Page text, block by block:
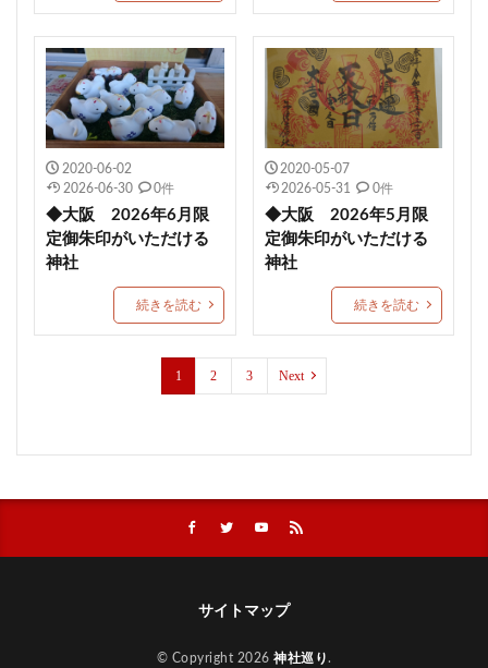
隠津島神社 花巻神社 手稲神社 七夕の御朱印
西成 生根神社 群馬県護国神社 和歌山縣護國神社
水無瀬神宮 速谷神社 茅の輪御朱印 戸澤神社
浄化 再起復活 土佐神社 観音寺市 埼玉
ペット祈願 資格合格 豊満神社 大分
普天満宮 小平潟天満宮
武田神社 芳賀天満宮 日本三大天神 龍馬神社
絶景 針供養 縣主神社
おしゃれ 上野東照宮
結和の御朱印帳 岡田宮 差出磯大嶽山神社
今宮戎神社 千光寺ロープウェイ 草加神社
下田市 丸子神社
相内神社 願望成就 皐月限定御朱印
橘神社 伊勢山皇大神宮
神峰神社 天皇誕生日限定御朱印
2020-06-02
2026-06-30
0件
◆大阪 2026年6月限
定御朱印がいただける
神社
続きを読む
2020-05-07
2026-05-31
0件
◆大阪 2026年5月限
定御朱印がいただける
神社
続きを読む
1 2 3 Next
サイトマップ
© Copyright 2026 神社巡り.